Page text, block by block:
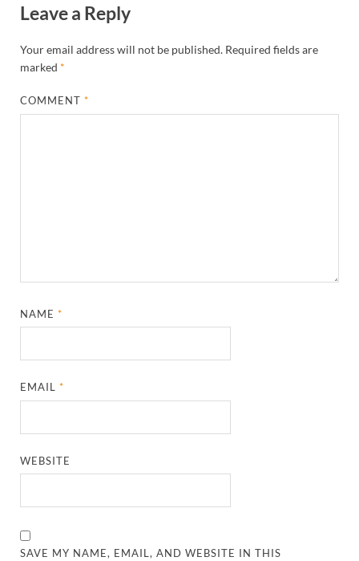
Leave a Reply
Your email address will not be published. Required fields are
marked *
COMMENT*
NAME*
EMAIL*
WEBSITE
SAVE MY NAME, EMAIL, AND WEBSITE IN THIS